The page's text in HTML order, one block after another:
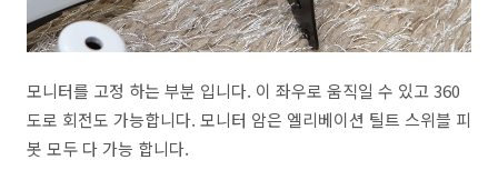
모니터를 고정 하는 부분 입니다. 이 좌우로 움직일 수 있고 360
도로 회전도 가능합니다. 모니터 암은 엘리베이션 틸트 스위블 피
봇 모두 다 가능 합니다.